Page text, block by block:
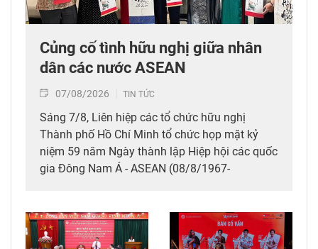
Củng cố tình hữu nghị giữa nhân
dân các nước ASEAN
07/08/2026 TIN TỨC
Sáng 7/8, Liên hiệp các tổ chức hữu nghị
Thành phố Hồ Chí Minh tổ chức họp mặt kỷ
niệm 59 năm Ngày thành lập Hiệp hội các quốc
gia Đông Nam Á - ASEAN (08/8/1967-